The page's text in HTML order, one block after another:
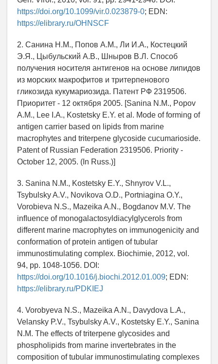
https://doi.org/10.1099/vir.0.023879-0; EDN:
https://elibrary.ru/OHNSCF
2. Санина Н.М., Попов А.М., Ли И.А., Костецкий
Э.Я., Цыбульский А.В., Шныров В.Л. Способ
получения носителя антигенов на основе липидов
из морских макрофитов и тритерпенового
гликозида кукумариозида. Патент РФ 2319506.
Приоритет - 12 октября 2005. [Sanina N.M., Popov
A.M., Lee I.A., Kostetsky E.Y. et al. Mode of forming of
antigen carrier based on lipids from marine
macrophytes and triterpene glycoside cucumarioside.
Patent of Russian Federation 2319506. Priority -
October 12, 2005. (In Russ.)]
3. Sanina N.M., Kostetsky E.Y., Shnyrov V.L.,
Tsybulsky A.V., Novikova O.D., Portniagina O.Y.,
Vorobieva N.S., Mazeika A.N., Bogdanov M.V. The
inﬂuence of monogalactosyldiacylglycerols from
different marine macrophytes on immunogenicity and
conformation of protein antigen of tubular
immunostimulating complex. Biochimie, 2012, vol.
94, pp. 1048-1056. DOI:
https://doi.org/10.1016/j.biochi.2012.01.009; EDN:
https://elibrary.ru/PDKIEJ
4. Vorobyeva N.S., Mazeika A.N., Davydova L.A.,
Velansky P.V., Tsybulsky A.V., Kostetsky E.Y., Sanina
N.M. The effects of triterpene glycosides and
phospholipids from marine invertebrates in the
composition of tubular immunostimulating complexes